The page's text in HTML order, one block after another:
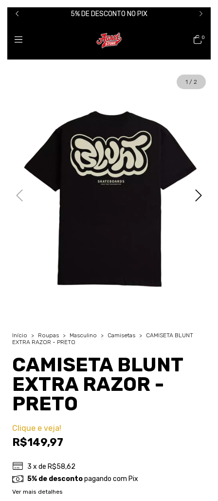
5% DE DESCONTO NO PIX
0
1 / 2
Início > Roupas > Masculino > Camisetas >
CAMISETA BLUNT
EXTRA RAZOR - PRETO
CAMISETA BLUNT
EXTRA RAZOR -
PRETO
Clique e veja!
R$149,97
3 x de R$58,62
5% de descontopagando com Pix
Ver mais detalhes